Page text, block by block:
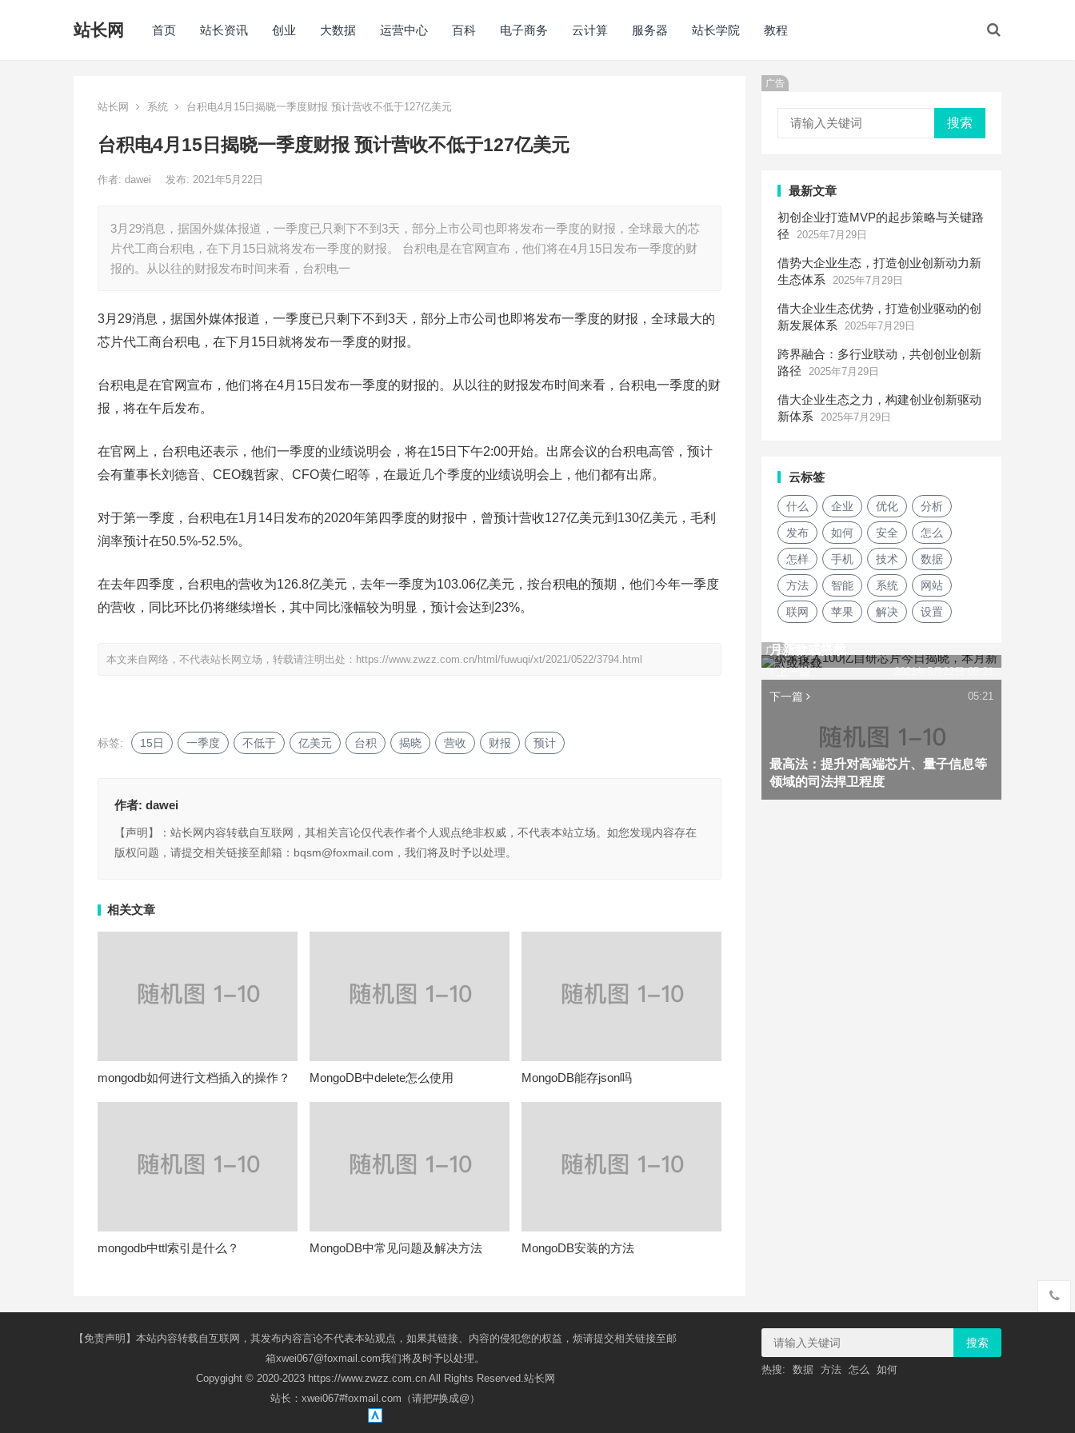
站长网 首页 站长资讯 创业 大数据 运营中心 百科 电子商务 云计算 服务器 站长学院 教程
站长网 系统 台积电4月15日揭晓一季度财报 预计营收不低于127亿美元
台积电4月15日揭晓一季度财报 预计营收不低于127亿美元
作者: dawei 发布: 2021年5月22日
3月29消息，据国外媒体报道，一季度已只剩下不到3天，部分上市公司也即将发布一季度的财报，全球最大的芯
片代工商台积电，在下月15日就将发布一季度的财报。 台积电是在官网宣布，他们将在4月15日发布一季度的财
报的。从以往的财报发布时间来看，台积电一
3月29消息，据国外媒体报道，一季度已只剩下不到3天，部分上市公司也即将发布一季度的财报，全球最大的
芯片代工商台积电，在下月15日就将发布一季度的财报。
台积电是在官网宣布，他们将在4月15日发布一季度的财报的。从以往的财报发布时间来看，台积电一季度的财
报，将在午后发布。
在官网上，台积电还表示，他们一季度的业绩说明会，将在15日下午2:00开始。出席会议的台积电高管，预计
会有董事长刘德音、CEO魏哲家、CFO黄仁昭等，在最近几个季度的业绩说明会上，他们都有出席。
对于第一季度，台积电在1月14日发布的2020年第四季度的财报中，曾预计营收127亿美元到130亿美元，毛利
润率预计在50.5%-52.5%。
在去年四季度，台积电的营收为126.8亿美元，去年一季度为103.06亿美元，按台积电的预期，他们今年一季度
的营收，同比环比仍将继续增长，其中同比涨幅较为明显，预计会达到23%。
本文来自网络，不代表站长网立场，转载请注明出处： https://www.zwzz.com.cn/html/fuwuqi/xt/2021/0522/3794.html
标签: 15日 一季度 不低于 亿美元 台积 揭晓 营收 财报 预计
作者: dawei
【声明】：站长网内容转载自互联网，其相关言论仅代表作者个人观点绝非权威，不代表本站立场。如您发现内容存在
版权问题，请提交相关链接至邮箱：bqsm@foxmail.com，我们将及时予以处理。
相关文章
mongodb如何进行文档插入的操作？ MongoDB中delete怎么使用 MongoDB能存json吗
mongodb中ttl索引是什么？ MongoDB中常见问题及解决方法 MongoDB安装的方法
广告
搜索
最新文章
初创企业打造MVP的起步策略与关键路
径
2025年7月29日
借势大企业生态，打造创业创新动力新
生态体系
2025年7月29日
借大企业生态优势，打造创业驱动的创
新发展体系
2025年7月29日
跨界融合：多行业联动，共创创业创新
路径
2025年7月29日
借大企业生态之力，构建创业创新驱动
新体系
2025年7月29日
云标签
什么 企业 优化 分析
发布 如何 安全 怎么
怎样 手机 技术 数据
方法 智能 系统 网站
联网 苹果 解决 设置
广告
上一篇
月新款或搭载
2021年5月22日 05:21
下一篇
最高法：提升对高端芯片、量子信息等
领域的司法捍卫程度
05:21
【免责声明】本站内容转载自互联网，其发布内容言论不代表本站观点，如果其链接、内容的侵犯您的权益，烦请提交相关链接至邮
箱xwei067@foxmail.com我们将及时予以处理。
Copygight © 2020-2023 https://www.zwzz.com.cn All Rights Reserved.站长网
站长：xwei067#foxmail.com（请把#换成@）
搜索
热搜: 数据 方法 怎么 如何